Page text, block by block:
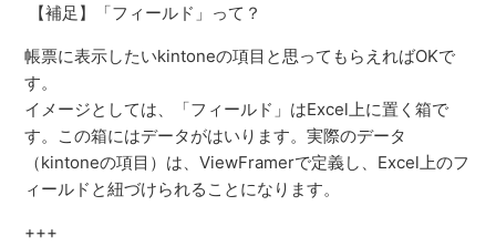
【補足】「フィールド」って？
帳票に表示したいkintoneの項目と思ってもらえればOKで
す。
イメージとしては、「フィールド」はExcel上に置く箱で
す。この箱にはデータがはいります。実際のデータ
（kintoneの項目）は、ViewFramerで定義し、Excel上のフ
ィールドと紐づけられることになります。
+++